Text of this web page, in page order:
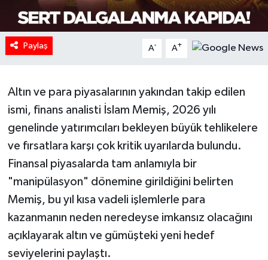
Paylaş A- A+
Altın ve para piyasalarının yakından takip edilen
ismi, finans analisti İslam Memiş, 2026 yılı
genelinde yatırımcıları bekleyen büyük tehlikelere
ve fırsatlara karşı çok kritik uyarılarda bulundu.
Finansal piyasalarda tam anlamıyla bir
"manipülasyon" dönemine girildiğini belirten
Memiş, bu yıl kısa vadeli işlemlerle para
kazanmanın neden neredeyse imkansız olacağını
açıklayarak altın ve gümüşteki yeni hedef
seviyelerini paylaştı.
Oyun
RESMİ İLANLAR
SAĞLIK
Spor
Tarihi Yapılarımız
Teknoloji
Türkiye